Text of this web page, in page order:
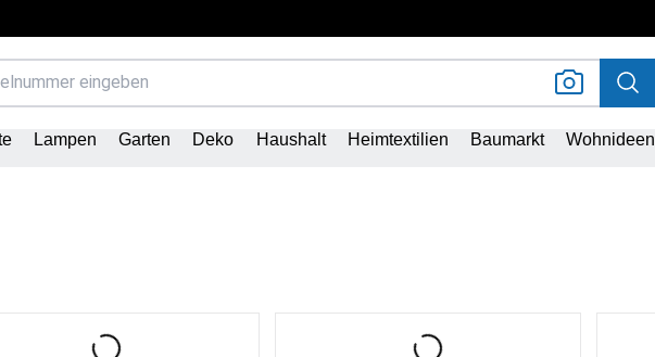
Lampen Garten Deko Haushalt Heimtextilien Baumarkt Wohnideen